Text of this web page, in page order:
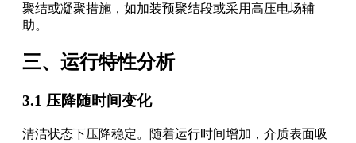
聚结或凝聚措施，如加装预聚结段或采用高压电场辅
助。
三、运行特性分析
3.1 压降随时间变化
清洁状态下压降稳定。随着运行时间增加，介质表面吸